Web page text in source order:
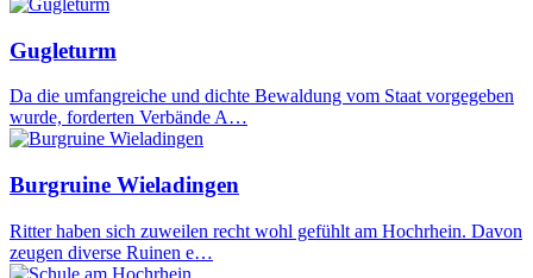
Gugleturm
Da die umfangreiche und dichte Bewaldung vom Staat vorgegeben
wurde, forderten Verbände A…
Burgruine Wieladingen
Ritter haben sich zuweilen recht wohl gefühlt am Hochrhein. Davon
zeugen diverse Ruinen e…